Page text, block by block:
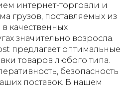
интернет-торговли и
грузов, поставляемых из
качественных
значительно возросла.
предлагает оптимальные
товаров любого типа.
безопасность
поставок. В нашем